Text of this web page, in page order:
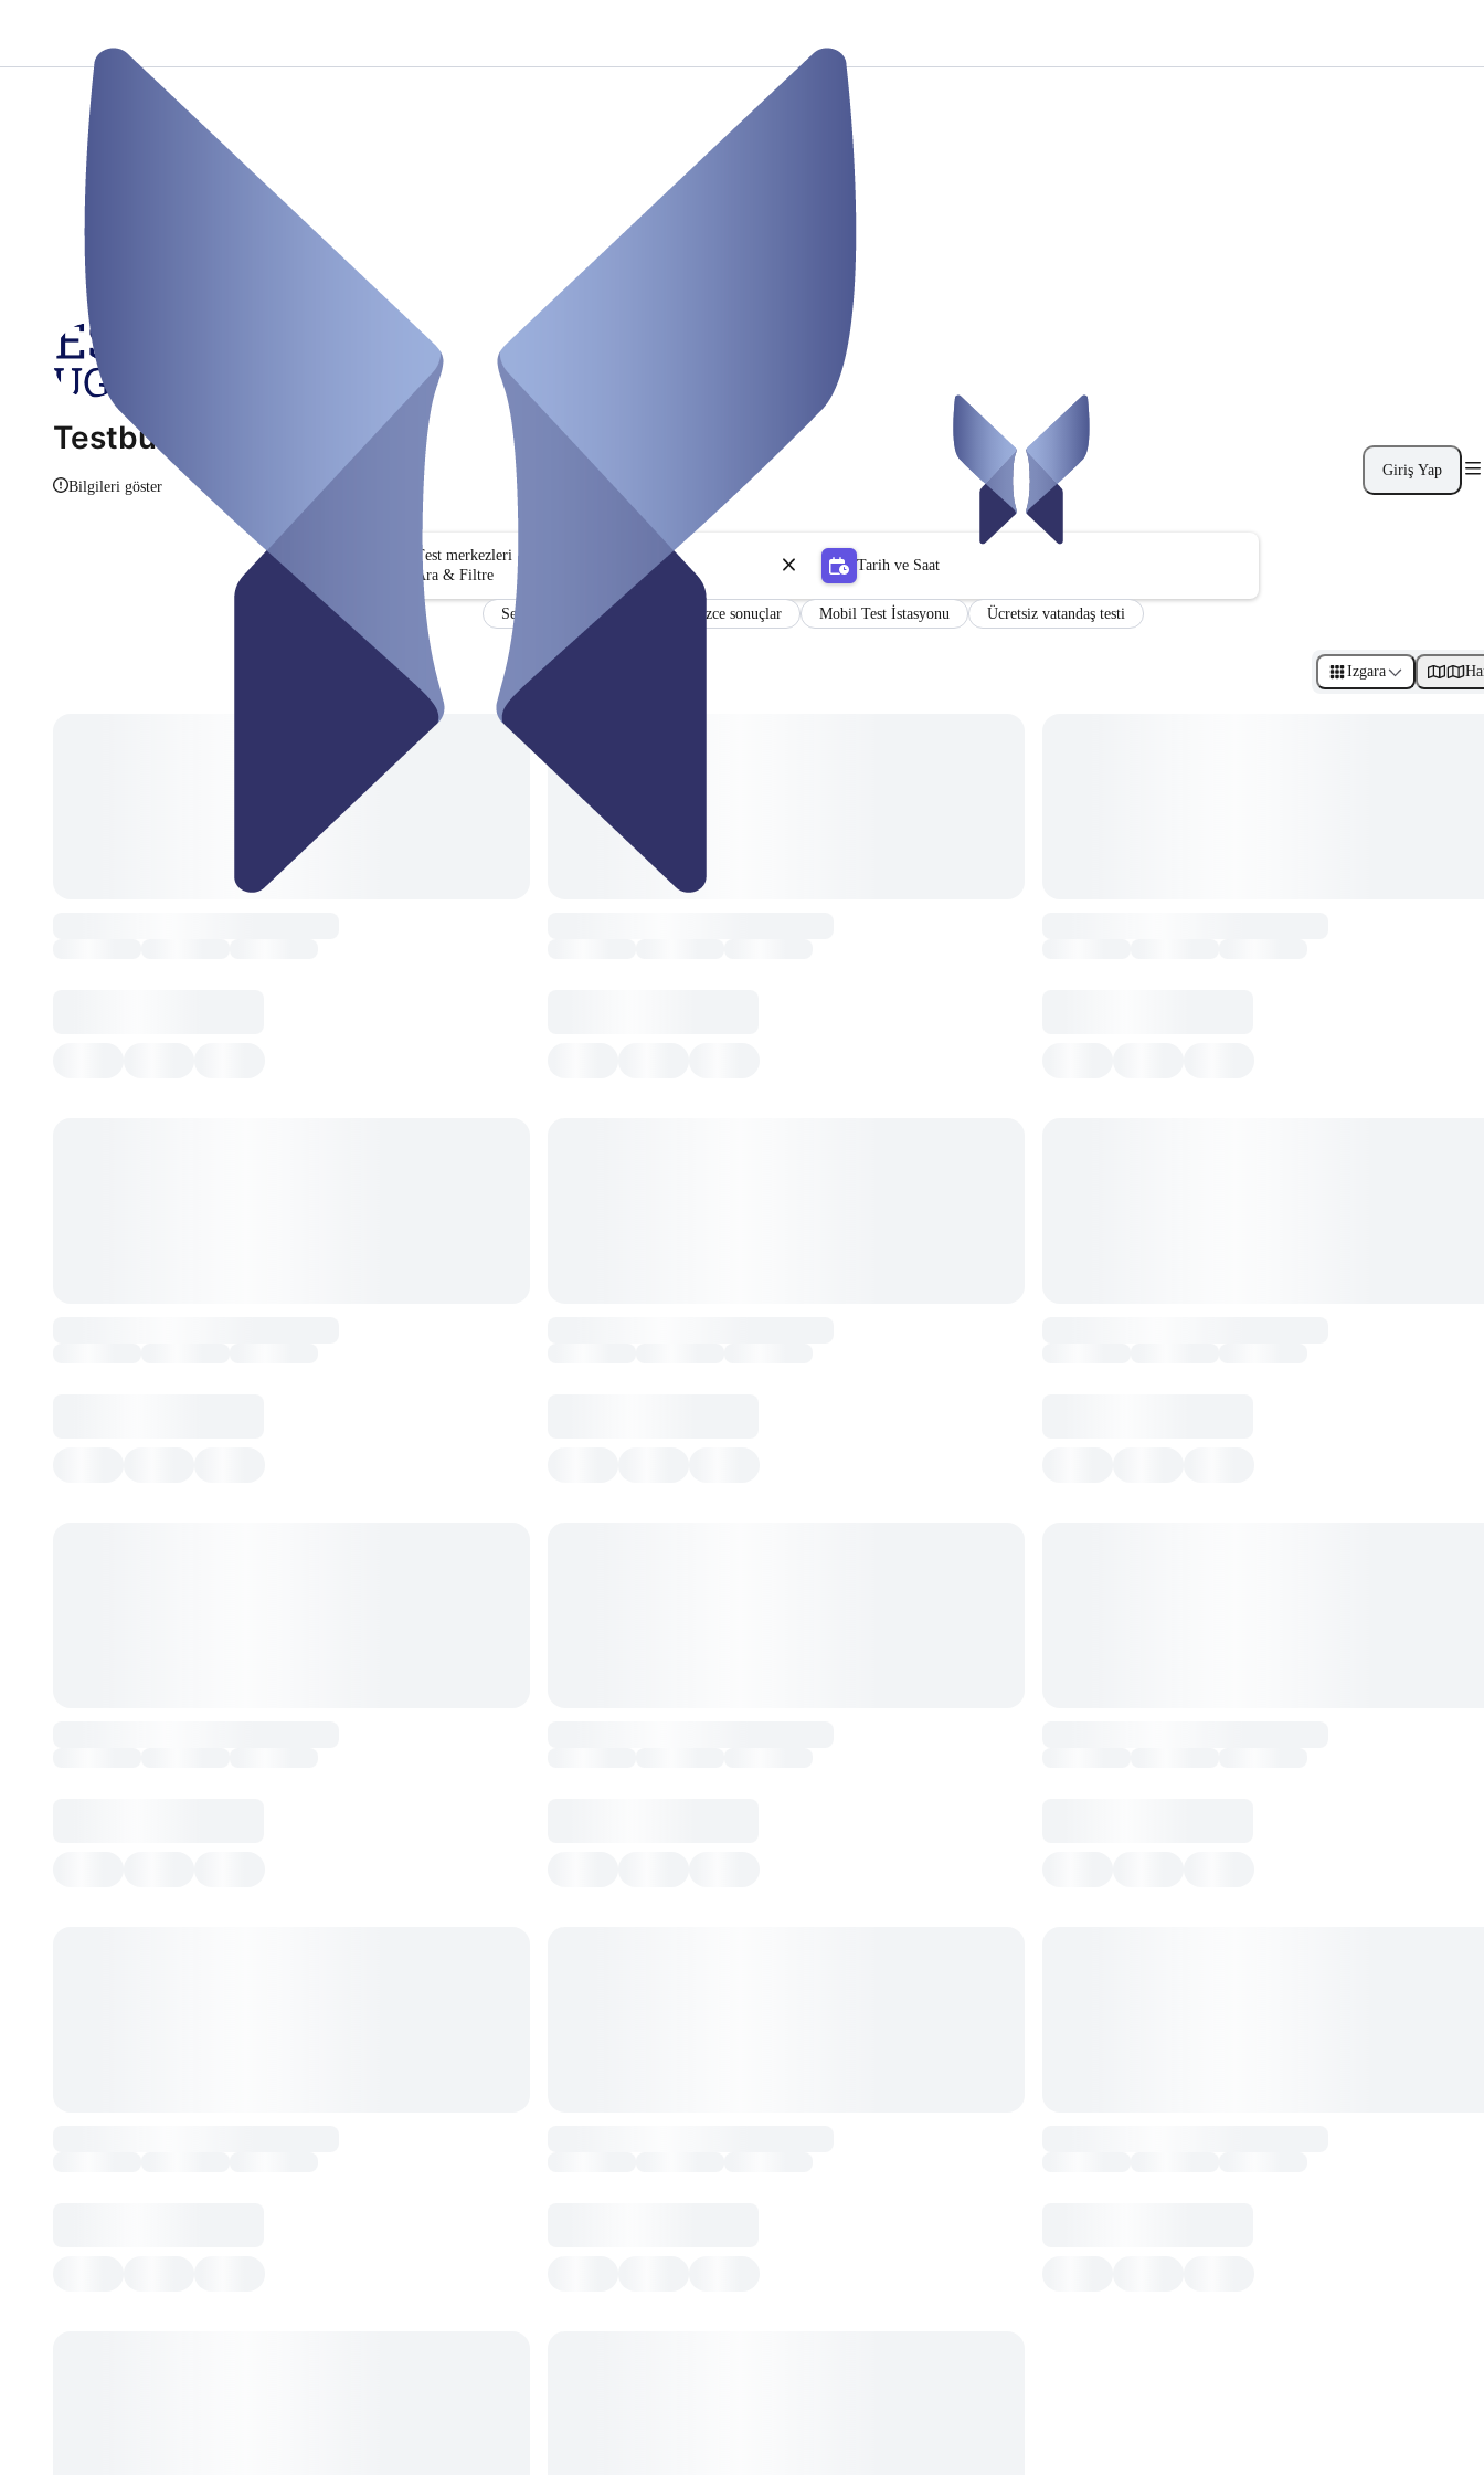
Giriş Yap
Testbus Augsburg
Bilgileri göster
Test merkezleri
Ara & Filtre
Tarih ve Saat
Sertifika Almanca ve İngilizce sonuçlar Mobil Test İstasyonu Ücretsiz vatandaş testi
Izgara